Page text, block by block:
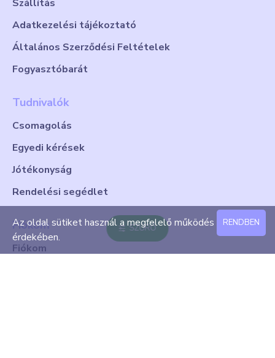
Szállítás
Adatkezelési tájékoztató
Általános Szerződési Feltételek
Fogyasztóbarát
Tudnivalók
Csomagolás
Egyedi kérések
Jótékonyság
Rendelési segédlet
Fiókom
Fiókom
RENDBEN
Az oldal sütiket használ a megfelelő működés
érdekében.
SZŰRŐ